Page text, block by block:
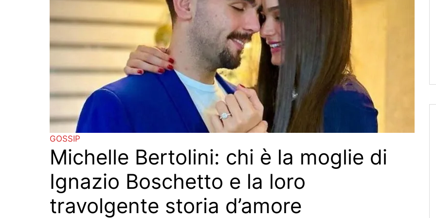
GOSSIP
Michelle Bertolini: chi è la moglie di
Ignazio Boschetto e la loro
travolgente storia d’amore